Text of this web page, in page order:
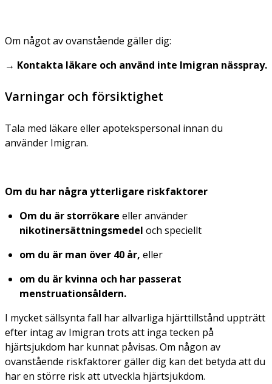
Om något av ovanstående gäller dig:
→ Kontakta läkare och använd inte Imigran nässpray.
Varningar och försiktighet
Tala med läkare eller apotekspersonal innan du
använder Imigran.
Om du har några ytterligare riskfaktorer
Om du är storrökare eller använder
nikotinersättningsmedel och speciellt
om du är man över 40 år, eller
om du är kvinna och har passerat
menstruationsåldern.
I mycket sällsynta fall har allvarliga hjärttillstånd uppträtt
efter intag av Imigran trots att inga tecken på
hjärtsjukdom har kunnat påvisas. Om någon av
ovanstående riskfaktorer gäller dig kan det betyda att du
har en större risk att utveckla hjärtsjukdom.